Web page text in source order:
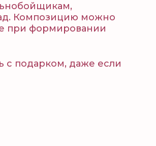
Композицию можно
при формировании
с подарком, даже если